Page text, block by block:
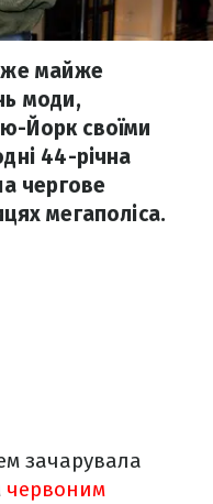
майже
моди,
Йорк своїми
44-річна
чергове
мегаполіса.
зачарувала
червоним